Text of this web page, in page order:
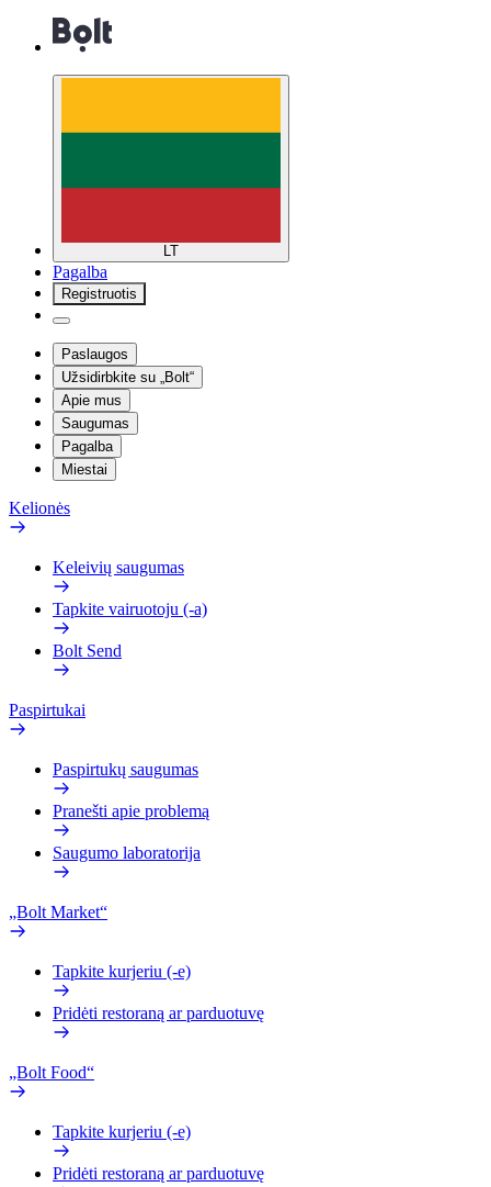
LT
Pagalba
Registruotis
Paslaugos
Užsidirbkite su „Bolt“
Apie mus
Saugumas
Pagalba
Miestai
Kelionės
Keleivių saugumas
Tapkite vairuotoju (-a)
Bolt Send
Paspirtukai
Paspirtukų saugumas
Pranešti apie problemą
Saugumo laboratorija
„Bolt Market“
Tapkite kurjeriu (-e)
Pridėti restoraną ar parduotuvę
„Bolt Food“
Tapkite kurjeriu (-e)
Pridėti restoraną ar parduotuvę